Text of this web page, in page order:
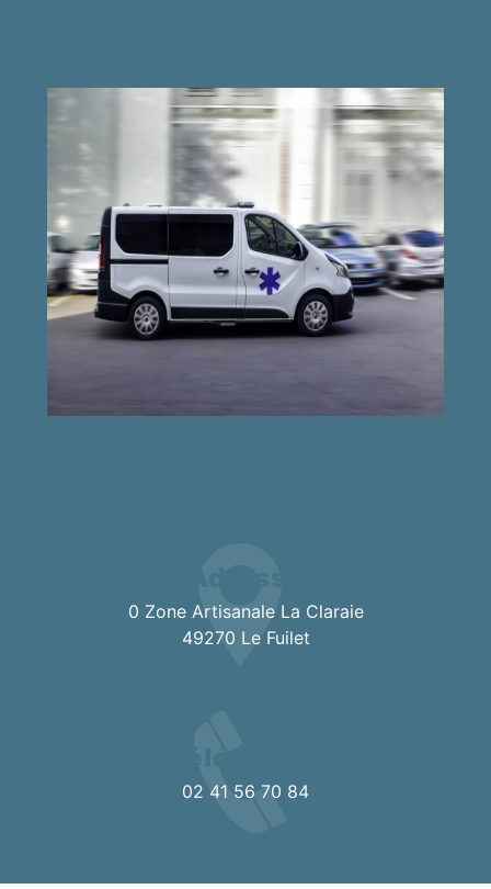
0 Zone Artisanale La Claraie
49270 Le Fuilet
02 41 56 70 84